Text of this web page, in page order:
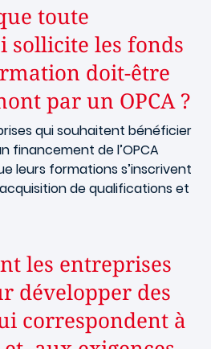
toute
les fonds
doit-être
par un OPCA ?
qui souhaitent bénéficier
financement de l’OPCA
leurs formations s’inscrivent
de qualifications et
les entreprises
développer des
correspondent à